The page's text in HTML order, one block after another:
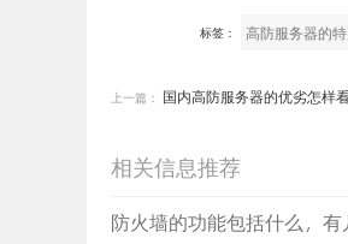
标签： 高防服务器的
上一篇： 国内高防服务器的优劣怎样
相关信息推荐
防火墙的功能包括什么，有